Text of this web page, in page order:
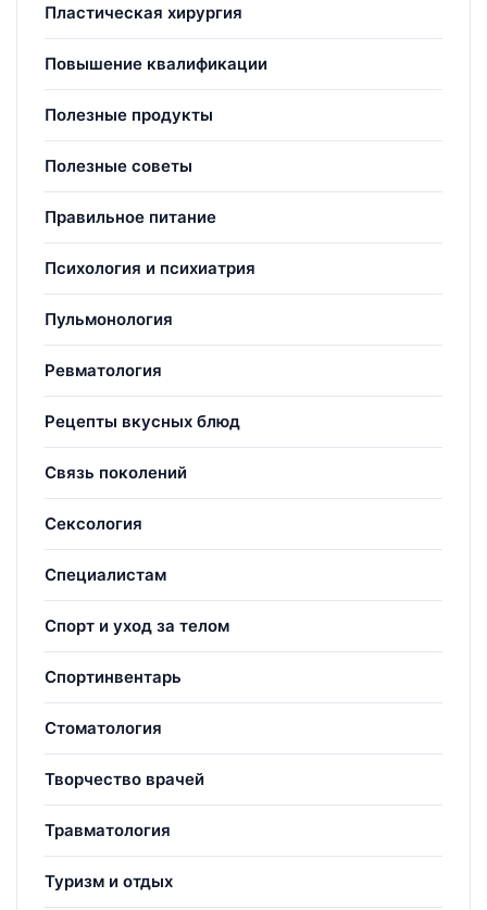
Пластическая хирургия
Повышение квалификации
Полезные продукты
Полезные советы
Правильное питание
Психология и психиатрия
Пульмонология
Ревматология
Рецепты вкусных блюд
Связь поколений
Сексология
Специалистам
Спорт и уход за телом
Спортинвентарь
Стоматология
Творчество врачей
Травматология
Туризм и отдых